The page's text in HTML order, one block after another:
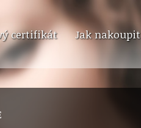
certifikát Jak nakoupit